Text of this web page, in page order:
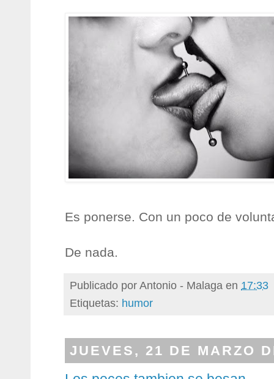
Es ponerse. Con un poco de
De nada.
Publicado porAntonio - Malaga en 17:33
Etiquetas: humor
JUEVES, 21 DE MARZO